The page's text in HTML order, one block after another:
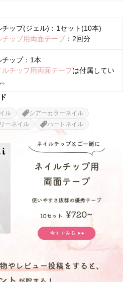
チップ(ジェル)：1セット(10本)
チップ用両面テープ：2回分
チップ：1本
ルチップ用両面テープは付属してい
ル
シアーカラーネイル
ーネイル ハートネイル